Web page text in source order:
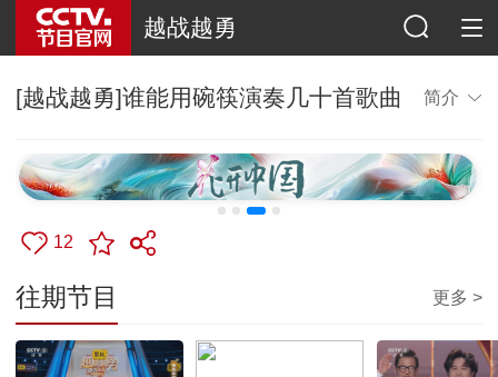
越战越勇
[越战越勇]谁能用碗筷演奏几十首歌曲 简介
12
往期节目 更多 >